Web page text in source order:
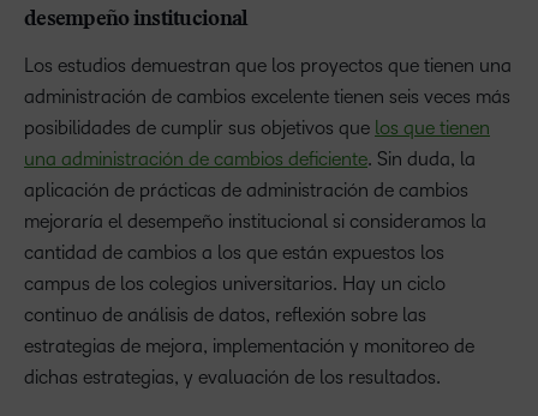
desempeño institucional
Los estudios demuestran que los proyectos que tienen una
administración de cambios excelente tienen seis veces más
posibilidades de cumplir sus objetivos que los que tienen
una administración de cambios deficiente. Sin duda, la
aplicación de prácticas de administración de cambios
mejoraría el desempeño institucional si consideramos la
cantidad de cambios a los que están expuestos los
campus de los colegios universitarios. Hay un ciclo
continuo de análisis de datos, reflexión sobre las
estrategias de mejora, implementación y monitoreo de
dichas estrategias, y evaluación de los resultados.